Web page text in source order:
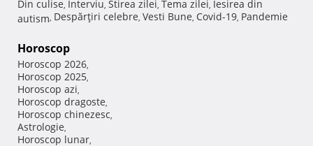
Din culise, Interviu, Stirea zilei, Tema zilei, Iesirea din
autism, Despărţiri celebre, Vesti Bune, Covid-19, Pandemie
Horoscop
Horoscop 2026,
Horoscop 2025,
Horoscop azi,
Horoscop dragoste,
Horoscop chinezesc,
Astrologie,
Horoscop lunar,